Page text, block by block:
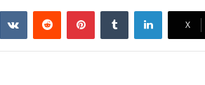
‫X
لينكدإن بينتيريست